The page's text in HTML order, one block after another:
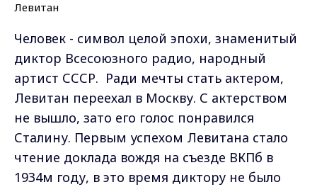
Человек - символ целой эпохи, знаменитый
диктор Всесоюзного радио, народный
артист СССР. Ради мечты стать актером,
Левитан переехал в Москву. С актерством
не вышло, зато его голос понравился
Сталину. Первым успехом Левитана стало
чтение доклада вождя на съезде ВКПб в
1934м году, в это время диктору не было